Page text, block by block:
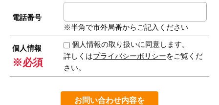
電話番号
※半角で市外局番からご記入ください
個人情報
※必須
個人情報の取り扱いに同意します。
詳しくはプライバシーポリシーをご覧くだ
さい。
お問い合わせ内容を